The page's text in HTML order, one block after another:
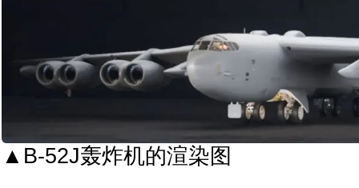
▲B-52J轰炸机的渲染图